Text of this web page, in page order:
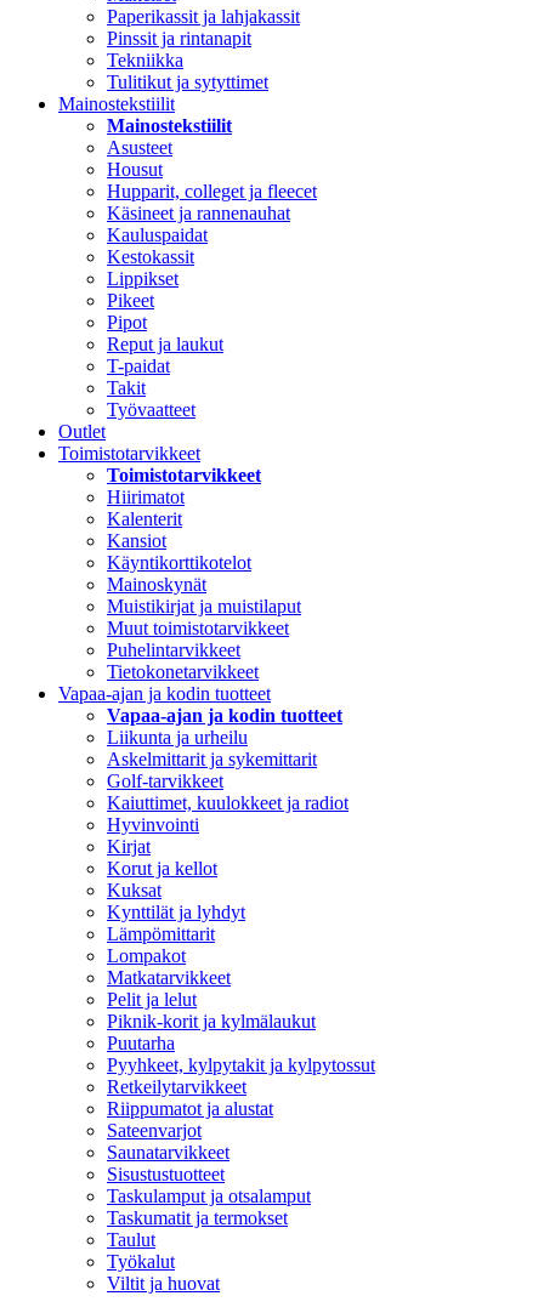
Paperikassit ja lahjakassit
Pinssit ja rintanapit
Tekniikka
Tulitikut ja sytyttimet
Mainostekstiilit
Mainostekstiilit
Asusteet
Housut
Hupparit, colleget ja fleecet
Käsineet ja rannenauhat
Kauluspaidat
Kestokassit
Lippikset
Pikeet
Pipot
Reput ja laukut
T-paidat
Takit
Työvaatteet
Outlet
Toimistotarvikkeet
Toimistotarvikkeet
Hiirimatot
Kalenterit
Kansiot
Käyntikorttikotelot
Mainoskynät
Muistikirjat ja muistilaput
Muut toimistotarvikkeet
Puhelintarvikkeet
Tietokonetarvikkeet
Vapaa-ajan ja kodin tuotteet
Vapaa-ajan ja kodin tuotteet
Liikunta ja urheilu
Askelmittarit ja sykemittarit
Golf-tarvikkeet
Kaiuttimet, kuulokkeet ja radiot
Hyvinvointi
Kirjat
Korut ja kellot
Kuksat
Kynttilät ja lyhdyt
Lämpömittarit
Lompakot
Matkatarvikkeet
Pelit ja lelut
Piknik-korit ja kylmälaukut
Puutarha
Pyyhkeet, kylpytakit ja kylpytossut
Retkeilytarvikkeet
Riippumatot ja alustat
Sateenvarjot
Saunatarvikkeet
Sisustustuotteet
Taskulamput ja otsalamput
Taskumatit ja termokset
Taulut
Työkalut
Viltit ja huovat